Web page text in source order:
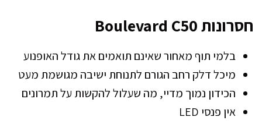
חסרונות Boulevard C50
בלמי תוף מאחור שאינם תואמים את גודל האופנוע
מיכל דלק רחב הגורם לתנוחת ישיבה מגושמת מעט
הכידון נמוך מדיי, מה שעלול להקשות על תמרונים
אין פנסי LED